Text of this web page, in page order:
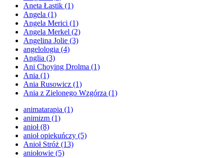
Aneta Łastik (1)
Angela (1)
Angela Merici (1)
Angela Merkel (2)
Angelina Jolie (3)
angelologia (4)
Anglia (3)
Ani Choying Drolma (1)
Ania (1)
Ania Rusowicz (1)
Ania z Zielonego Wzgórza (1)
animatarapia (1)
animizm (1)
anioł(8)
anioł opiekuńczy (5)
Anioł Stróż (13)
aniołowie (5)